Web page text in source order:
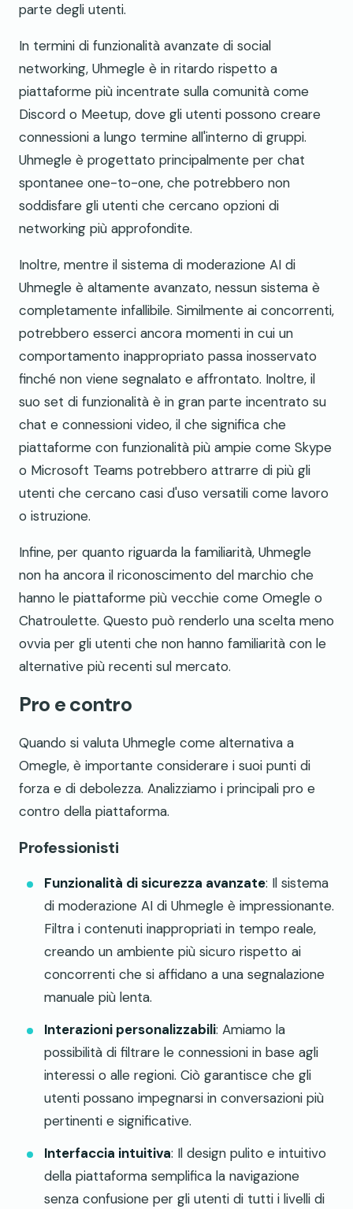
parte degli utenti.
In termini di funzionalità avanzate di social
networking, Uhmegle è in ritardo rispetto a
piattaforme più incentrate sulla comunità come
Discord o Meetup, dove gli utenti possono creare
connessioni a lungo termine all'interno di gruppi.
Uhmegle è progettato principalmente per chat
spontanee one-to-one, che potrebbero non
soddisfare gli utenti che cercano opzioni di
networking più approfondite.
Inoltre, mentre il sistema di moderazione AI di
Uhmegle è altamente avanzato, nessun sistema è
completamente infallibile. Similmente ai concorrenti,
potrebbero esserci ancora momenti in cui un
comportamento inappropriato passa inosservato
finché non viene segnalato e affrontato. Inoltre, il
suo set di funzionalità è in gran parte incentrato su
chat e connessioni video, il che significa che
piattaforme con funzionalità più ampie come Skype
o Microsoft Teams potrebbero attrarre di più gli
utenti che cercano casi d'uso versatili come lavoro
o istruzione.
Infine, per quanto riguarda la familiarità, Uhmegle
non ha ancora il riconoscimento del marchio che
hanno le piattaforme più vecchie come Omegle o
Chatroulette. Questo può renderlo una scelta meno
ovvia per gli utenti che non hanno familiarità con le
alternative più recenti sul mercato.
Pro e contro
Quando si valuta Uhmegle come alternativa a
Omegle, è importante considerare i suoi punti di
forza e di debolezza. Analizziamo i principali pro e
contro della piattaforma.
Professionisti
Funzionalità di sicurezza avanzate: Il sistema
di moderazione AI di Uhmegle è impressionante.
Filtra i contenuti inappropriati in tempo reale,
creando un ambiente più sicuro rispetto ai
concorrenti che si affidano a una segnalazione
manuale più lenta.
Interazioni personalizzabili: Amiamo la
possibilità di filtrare le connessioni in base agli
interessi o alle regioni. Ciò garantisce che gli
utenti possano impegnarsi in conversazioni più
pertinenti e significative.
Interfaccia intuitiva: Il design pulito e intuitivo
della piattaforma semplifica la navigazione
senza confusione per gli utenti di tutti i livelli di